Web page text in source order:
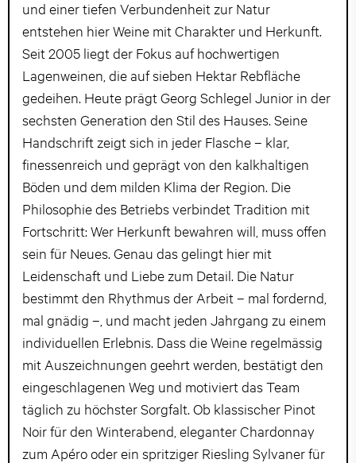
und einer tiefen Verbundenheit zur Natur
entstehen hier Weine mit Charakter und Herkunft.
Seit 2005 liegt der Fokus auf hochwertigen
Lagenweinen, die auf sieben Hektar Rebfläche
gedeihen. Heute prägt Georg Schlegel Junior in der
sechsten Generation den Stil des Hauses. Seine
Handschrift zeigt sich in jeder Flasche – klar,
finessenreich und geprägt von den kalkhaltigen
Böden und dem milden Klima der Region. Die
Philosophie des Betriebs verbindet Tradition mit
Fortschritt: Wer Herkunft bewahren will, muss offen
sein für Neues. Genau das gelingt hier mit
Leidenschaft und Liebe zum Detail. Die Natur
bestimmt den Rhythmus der Arbeit – mal fordernd,
mal gnädig –, und macht jeden Jahrgang zu einem
individuellen Erlebnis. Dass die Weine regelmässig
mit Auszeichnungen geehrt werden, bestätigt den
eingeschlagenen Weg und motiviert das Team
täglich zu höchster Sorgfalt. Ob klassischer Pinot
Noir für den Winterabend, eleganter Chardonnay
zum Apéro oder ein spritziger Riesling Sylvaner für